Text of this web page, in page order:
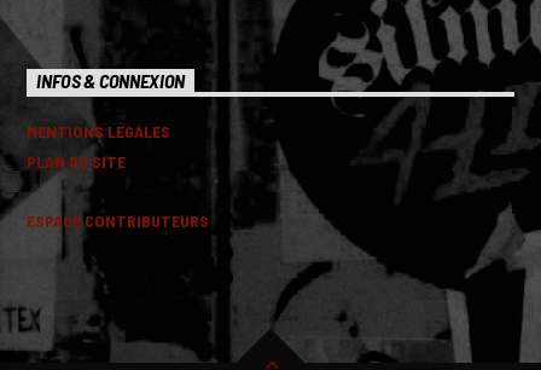
INFOS & CONNEXION
MENTIONS LEGALES
PLAN DU SITE
ESPACE CONTRIBUTEURS